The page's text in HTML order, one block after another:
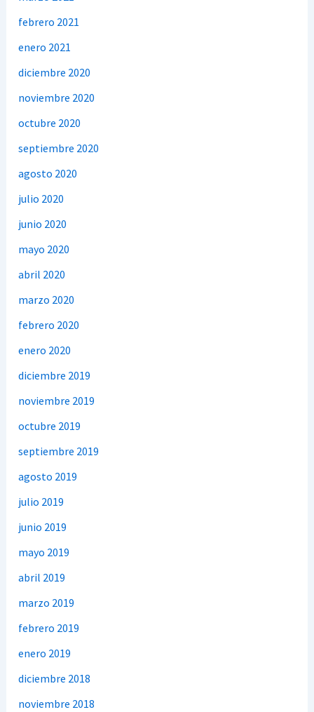
febrero 2021
enero 2021
diciembre 2020
noviembre 2020
octubre 2020
septiembre 2020
agosto 2020
julio 2020
junio 2020
mayo 2020
abril 2020
marzo 2020
febrero 2020
enero 2020
diciembre 2019
noviembre 2019
octubre 2019
septiembre 2019
agosto 2019
julio 2019
junio 2019
mayo 2019
abril 2019
marzo 2019
febrero 2019
enero 2019
diciembre 2018
noviembre 2018